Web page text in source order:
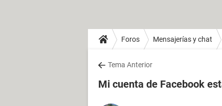
Foros Mensajerías y chat
Tema Anterior
Mi cuenta de Facebook